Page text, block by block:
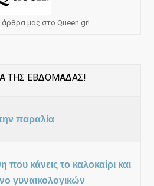
μας στο Queen.gr!
ΤΗΣ ΕΒΔΟΜΑΔΑΣ!
παραλία
που κάνεις το καλοκαίρι και
γυναικολογικών